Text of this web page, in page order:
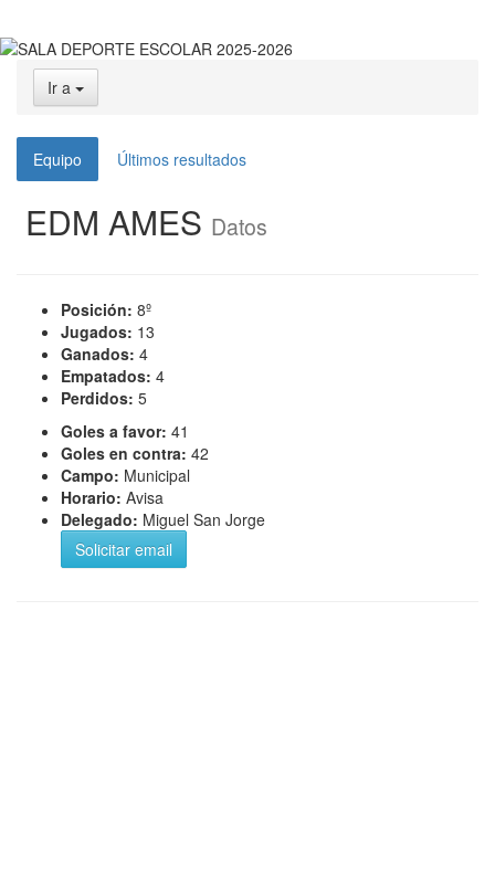
Ir a
Equipo Últimos resultados
EDM AMES Datos
Posición: 8º
Jugados: 13
Ganados: 4
Empatados: 4
Perdidos: 5
Goles a favor: 41
Goles en contra: 42
Campo: Municipal
Horario: Avisa
Delegado: Miguel San Jorge
Solicitar email